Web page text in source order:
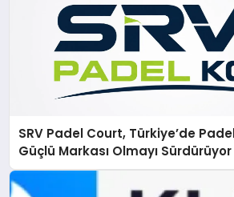
SRV Padel Court, Türkiye’de Padel
Güçlü Markası Olmayı Sürdürüyor